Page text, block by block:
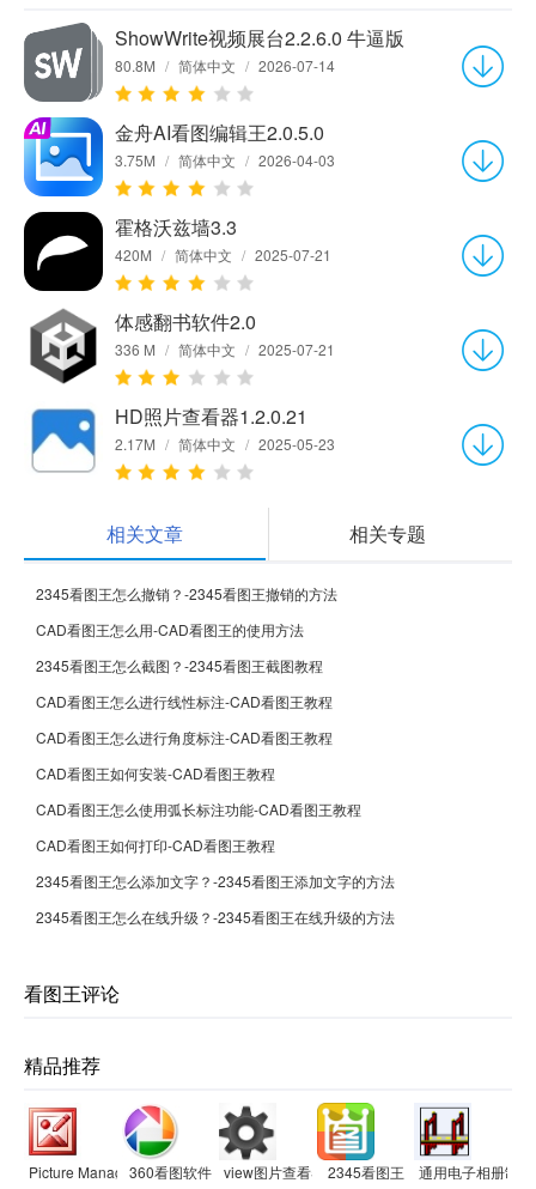
ShowWrite视频展台2.2.6.0 牛逼版
80.8M / 简体中文 / 2026-07-14
金舟AI看图编辑王2.0.5.0
3.75M / 简体中文 / 2026-04-03
霍格沃兹墙3.3
420M / 简体中文 / 2025-07-21
体感翻书软件2.0
336 M / 简体中文 / 2025-07-21
HD照片查看器1.2.0.21
2.17M / 简体中文 / 2025-05-23
相关文章 相关专题
2345看图王怎么撤销？-2345看图王撤销的方法
CAD看图王怎么用-CAD看图王的使用方法
2345看图王怎么截图？-2345看图王截图教程
CAD看图王怎么进行线性标注-CAD看图王教程
CAD看图王怎么进行角度标注-CAD看图王教程
CAD看图王如何安装-CAD看图王教程
CAD看图王怎么使用弧长标注功能-CAD看图王教程
CAD看图王如何打印-CAD看图王教程
2345看图王怎么添加文字？-2345看图王添加文字的方法
2345看图王怎么在线升级？-2345看图王在线升级的方法
看图王评论
精品推荐
Picture Manager sp360看图软件 view图片查看器 2345看图王 通用电子相册制